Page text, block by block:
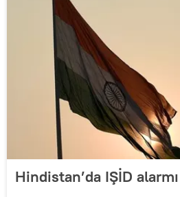
Hindistan’da IŞİD alarmı